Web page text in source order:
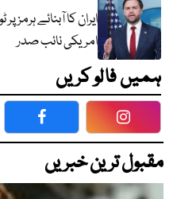
ایران کا آبنائے ہرمز
امریکی نائب صدر
ہمیں فالو کریں
Facebook
مقبول ترین خبریں